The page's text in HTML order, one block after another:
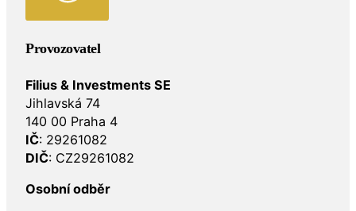
Provozovatel
Filius & Investments SE
Jihlavská 74
140 00 Praha 4
IČ: 29261082
DIČ: CZ29261082
Osobní odběr